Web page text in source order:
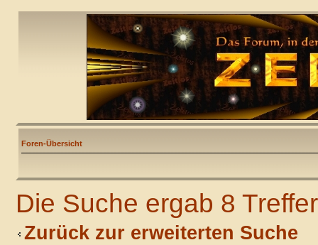
Foren-Übersicht
Die Suche ergab 8 Treffer
Zurück zur erweiterten Suche